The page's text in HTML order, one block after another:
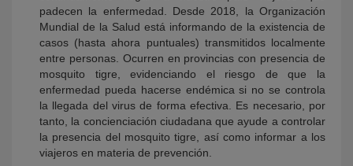
padecen la enfermedad. Desde 2018, la Organización
Mundial de la Salud está informando de la existencia de
casos (hasta ahora puntuales) transmitidos localmente
entre personas. Ocurren en provincias con presencia de
mosquito tigre, evidenciando el riesgo de que la
enfermedad pueda hacerse endémica si no se controla
la llegada del virus de forma efectiva. Es necesario, por
tanto, la concienciación ciudadana que ayude a controlar
la presencia del mosquito tigre, así como informar a los
viajeros en materia de prevención.